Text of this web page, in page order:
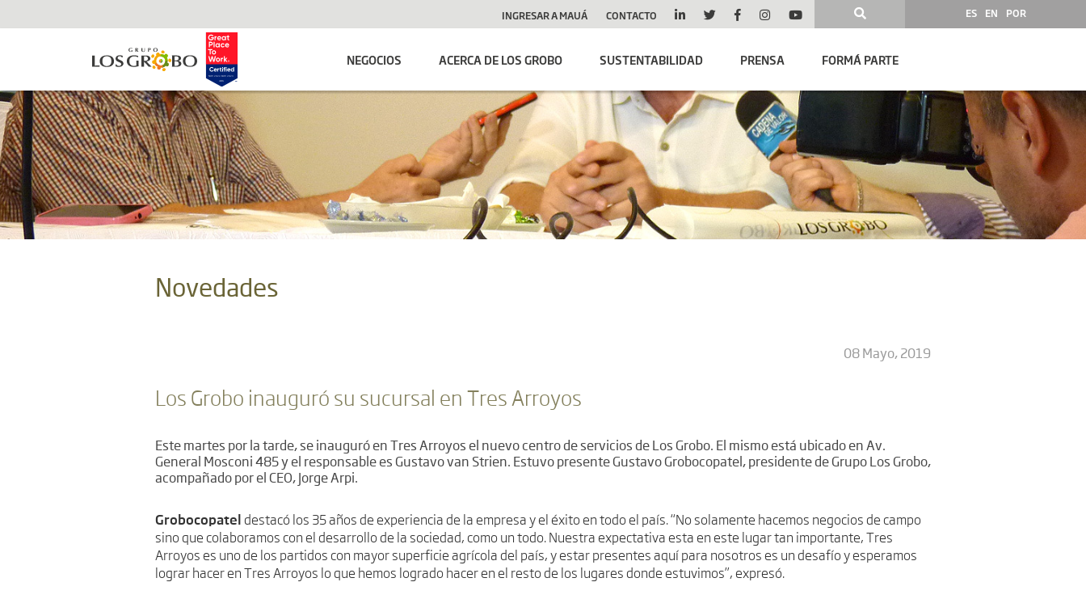
INGRESAR A MAUÁ CONTACTO ES EN POR
NEGOCIOS ACERCA DE LOS GROBO SUSTENTABILIDAD PRENSA FORMÁ PARTE
Novedades
08 Mayo, 2019
Los Grobo inauguró su sucursal en Tres Arroyos
Este martes por la tarde, se inauguró en Tres Arroyos el nuevo centro de servicios de Los Grobo. El mismo está ubicado en Av.
General Mosconi 485 y el responsable es Gustavo van Strien. Estuvo presente Gustavo Grobocopatel, presidente de Grupo Los Grobo,
acompañado por el CEO, Jorge Arpi.
Grobocopatel destacó los 35 años de experiencia de la empresa y el éxito en todo el país. “No solamente hacemos negocios de campo
sino que colaboramos con el desarrollo de la sociedad, como un todo. Nuestra expectativa esta en este lugar tan importante, Tres
Arroyos es uno de los partidos con mayor superficie agrícola del país, y estar presentes aquí para nosotros es un desafío y esperamos
lograr hacer en Tres Arroyos lo que hemos logrado hacer en el resto de los lugares donde estuvimos”, expresó.